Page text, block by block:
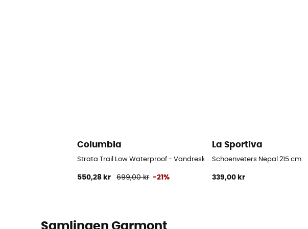
Columbia
Strata Trail Low Waterproof - Vandresko - Damer
550,28 kr 699,00 kr -21%
La Sportiva
Schoenveters Nepal 215 cm
339,00 kr
Samlingen Garmont